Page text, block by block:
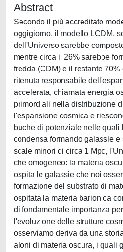
Abstract
Secondo il più accreditato
oggigiorno, il modello LCDM,
dell'Universo sarebbe
mentre circa il 26% sarebbe
fredda (CDM) e il restante
ritenuta responsabile
accelerata, chiamata energia
primordiali nella distribuzione
l'espansione cosmica e
buche di potenziale nelle quali
condensa formando galassie e
scale minori di circa 1 Mpc,
che omogeneo: la materia
ospita le galassie che noi
formazione del substrato di
ospitata la materia barionica
di fondamentale importanza
l'evoluzione delle strutture
osserviamo deriva da una
aloni di materia oscura, i quali